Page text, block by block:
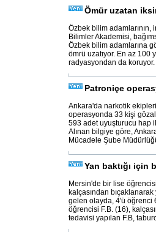
Ömür uzatan
Özbek bilim
Bilimler Akademisi,
Özbek bilim adamlarına
ömrü uzatıyor. En az 100
radyasyondan da
Patroniçe
Ankara'da narkotik
operasyonda 33 kişi
593 adet uyuşturucu hap
Alınan bilgiye göre,
Mücadele Şube
Yan baktığı için
Mersin'de bir lise
kalçasından
gelen olayda, 4'ü öğrenci
öğrencisi F.B. (16),
tedavisi yapılan F.B,